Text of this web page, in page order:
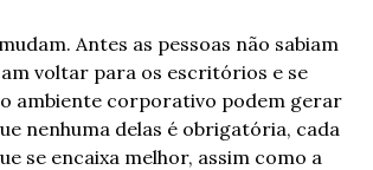
Antes as pessoas não sabiam
voltar para os escritórios e se
ambiente corporativo podem gerar
nenhuma delas é obrigatória, cada
se encaixa melhor, assim como a